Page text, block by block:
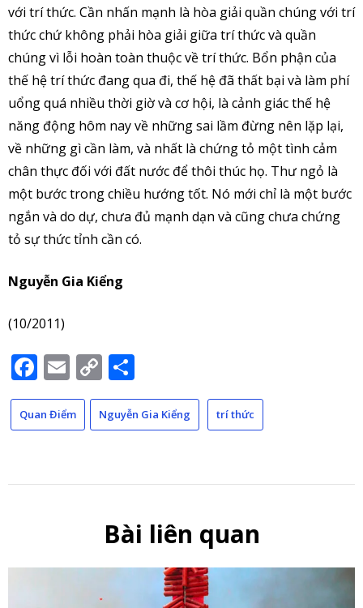
với trí thức. Cần nhấn mạnh là hòa giải quần chúng với trí
thức chứ không phải hòa giải giữa trí thức và quần
chúng vì lỗi hoàn toàn thuộc về trí thức. Bổn phận của
thế hệ trí thức đang qua đi, thế hệ đã thất bại và làm phí
uổng quá nhiều thời giờ và cơ hội, là cảnh giác thế hệ
năng động hôm nay về những sai lầm đừng nên lặp lại,
về những gì cần làm, và nhất là chứng tỏ một tình cảm
chân thực đối với đất nước để thôi thúc họ. Thư ngỏ là
một bước trong chiều hướng tốt. Nó mới chỉ là một bước
ngắn và do dự, chưa đủ mạnh dạn và cũng chưa chứng
tỏ sự thức tỉnh cần có.
Nguyễn Gia Kiểng
(10/2011)
Facebook
Email
Copy
Link
Quan Điểm Nguyễn Gia Kiểng trí thức
Bài liên quan